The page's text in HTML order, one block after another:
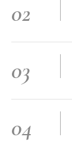
02
03
04